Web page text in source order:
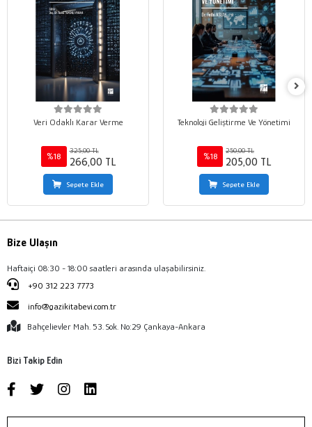
Veri Odaklı Karar Verme
%18
325,00 TL
266,00 TL
Sepete Ekle
Teknoloji Geliştirme Ve Yönetimi
%18
250,00 TL
205,00 TL
Sepete Ekle
Bize Ulaşın
Haftaiçi 08:30 - 18:00 saatleri arasında ulaşabilirsiniz.
+90 312 223 7773
info@gazikitabevi.com.tr
Bahçelievler Mah. 53. Sok. No:29 Çankaya-Ankara
Bizi Takip Edin